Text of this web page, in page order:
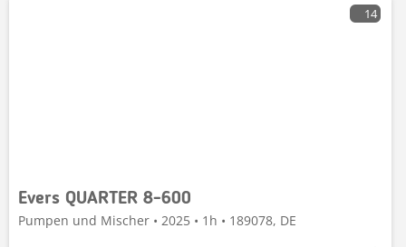
14
Evers QUARTER 8-600
Pumpen und Mischer • 2025 • 1h • 189078, DE